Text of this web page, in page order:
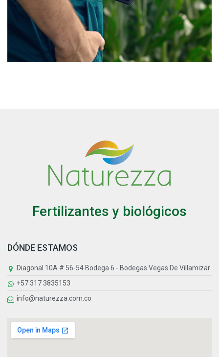
Fertilizantes y biológicos
DÓNDE ESTAMOS
Diagonal 10A # 56-54 Bodega 6 - Bodegas Vegas De Villamizar
+57 317 3835153
info@naturezza.com.co